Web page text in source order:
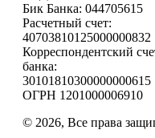
Бик Банка: 044705615
Расчетный счет:
40703810125000000832
Корреспондентский
банка:
30101810300000000615
ОГРН 1201000006910
© 2026, Все права